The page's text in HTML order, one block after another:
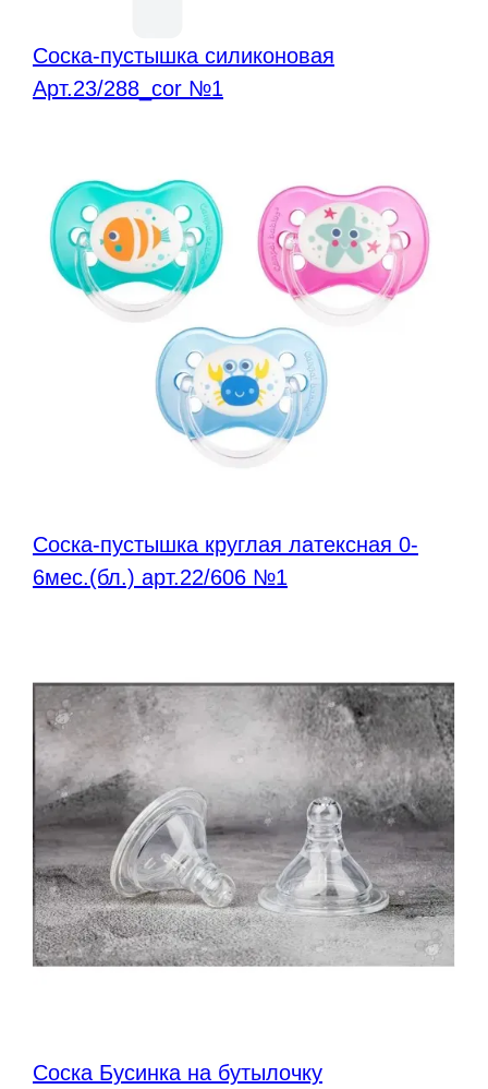
Соска-пустышка силиконовая
Арт.23/288_cor №1
Соска-пустышка круглая латексная 0-
6мес.(бл.) арт.22/606 №1
Соска Бусинка на бутылочку